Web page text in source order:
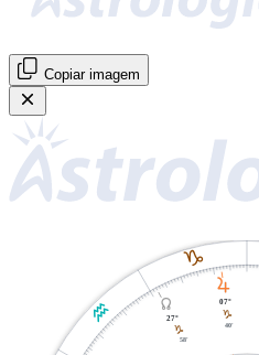
Copiar imagem
J
K
R
07°
J
40'
Y
27°
J
58'